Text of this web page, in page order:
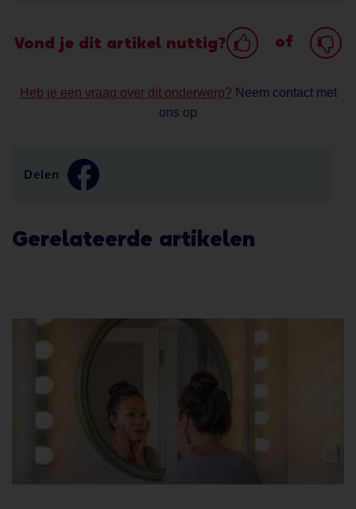
Vond je dit artikel nuttig? of
Heb je een vraag over dit onderwerp? Neem contact met
ons op
Delen
Gerelateerde artikelen